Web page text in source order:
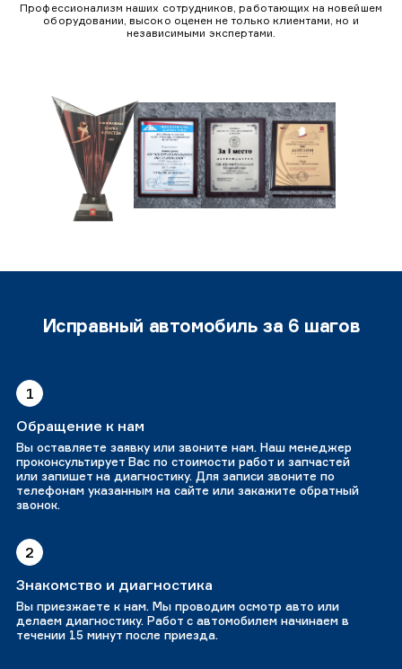
Профессионализм наших сотрудников, работающих на новейшем
оборудовании, высоко оценен не только клиентами, но и
независимыми экспертами.
Исправный автомобиль за 6 шагов
1
Обращение к нам
Вы оставляете заявку или звоните нам. Наш менеджер
проконсультирует Вас по стоимости работ и запчастей
или запишет на диагностику. Для записи звоните по
телефонам указанным на сайте или закажите обратный
звонок.
2
Знакомство и диагностика
Вы приезжаете к нам. Мы проводим осмотр авто или
делаем диагностику. Работ с автомобилем начинаем в
течении 15 минут после приезда.